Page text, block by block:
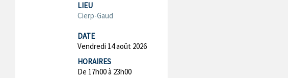
LIEU
Cierp-Gaud
DATE
Vendredi 14 août 2026
HORAIRES
De 17h00 à 23h00